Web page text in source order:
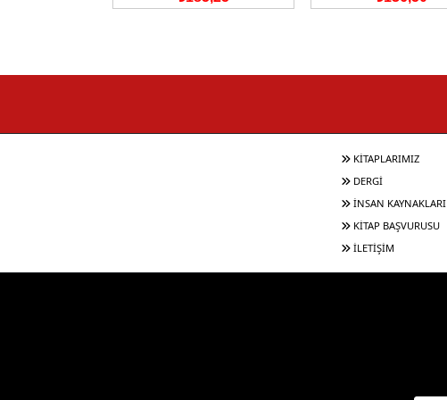
KİTAPLARIMIZ
DERGİ
İNSAN KAYNAKLARI
KİTAP BAŞVURUSU
İLETİŞİM